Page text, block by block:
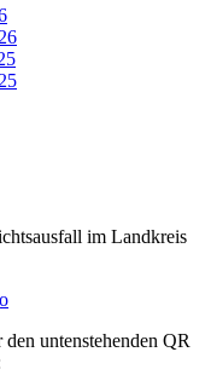
im Landkreis
untenstehenden QR